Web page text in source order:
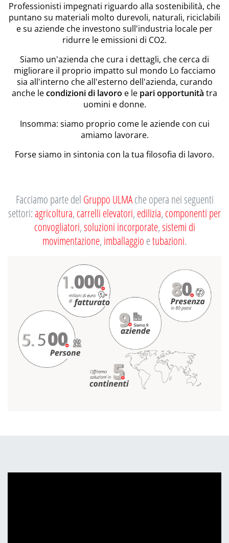
Professionisti impegnati riguardo alla sostenibilità, che
puntano su materiali molto durevoli, naturali, riciclabili
e su aziende che investono sull'industria locale per
ridurre le emissioni di CO2.
Siamo un'azienda che cura i dettagli, che cerca di
migliorare il proprio impatto sul mondo Lo facciamo
sia all'interno che all'esterno dell'azienda, curando
anche lecondizioni di lavoro e le pari opportunità tra
uomini e donne.
Insomma: siamo proprio come le aziende con cui
amiamo lavorare.
Forse siamo in sintonia con la tua filosofia di lavoro.
Facciamo parte del Gruppo ULMAche opera nei seguenti
settori:agricoltura, carrelli elevatori, edilizia, componenti per
convogliatori,soluzioni incorporate,sistemi di
movimentazione, imballaggio etubazioni.